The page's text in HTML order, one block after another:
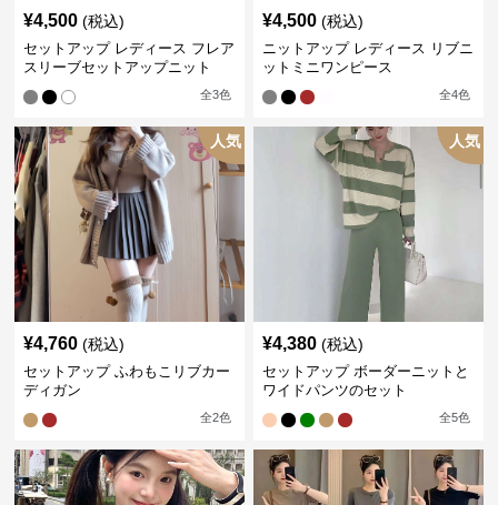
¥4,500 (税込)
セットアップ レディース フレア
スリーブセットアップニット
全3色
¥4,500 (税込)
ニットアップ レディース リブニ
ットミニワンピース
全4色
人気
¥4,760 (税込)
セットアップ ふわもこリブカー
ディガン
全2色
人気
¥4,380 (税込)
セットアップ ボーダーニットと
ワイドパンツのセット
全5色